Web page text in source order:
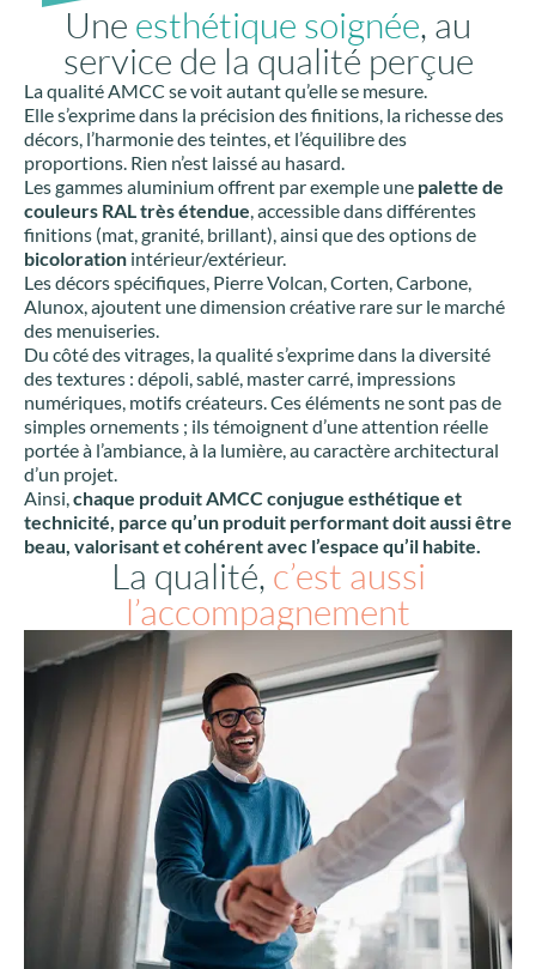
Une esthétique soignée, au
service de la qualité perçue
La qualité AMCC se voit autant qu’elle se mesure.
Elle s’exprime dans la précision des finitions, la richesse des
décors, l’harmonie des teintes, et l’équilibre des
proportions. Rien n’est laissé au hasard.
Les gammes aluminium offrent par exemple une palette de
couleurs RAL très étendue, accessible dans différentes
finitions (mat, granité, brillant), ainsi que des options de
bicoloration intérieur/extérieur.
Les décors spécifiques, Pierre Volcan, Corten, Carbone,
Alunox, ajoutent une dimension créative rare sur le marché
des menuiseries.
Du côté des vitrages, la qualité s’exprime dans la diversité
des textures : dépoli, sablé, master carré, impressions
numériques, motifs créateurs. Ces éléments ne sont pas de
simples ornements ; ils témoignent d’une attention réelle
portée à l’ambiance, à la lumière, au caractère architectural
d’un projet.
Ainsi,chaque produit AMCC conjugue esthétique et
technicité, parce qu’un produit performant doit aussi être
beau, valorisant et cohérent avec l’espace qu’il habite.
La qualité, c’est aussi
l’accompagnement